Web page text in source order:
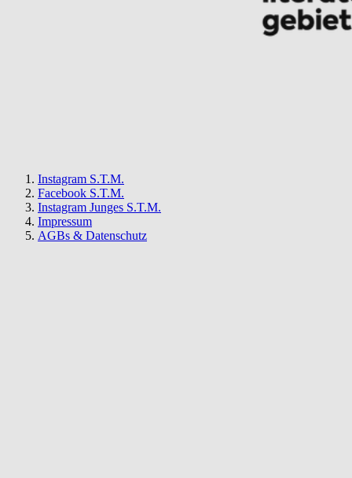
Instagram S.T.M.
Facebook S.T.M.
Instagram Junges S.T.M.
Impressum
AGBs & Datenschutz